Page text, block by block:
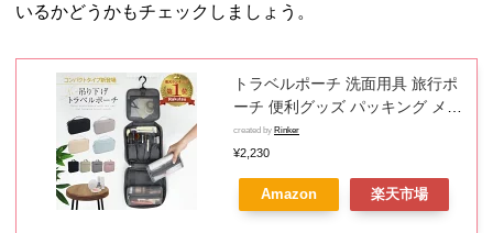
いるかどうかもチェックしましょう。
トラベルポーチ 洗面用具 旅行ポ
ーチ 便利グッズ パッキング メッ
シュ 化粧ポーチ スキンケア 吊り
下げ メイクポーチ かわいい 旅行
大容量 フック付き ポーチ 整理
出張 ガジェット 洗面 おしゃれ
created by Rinker
¥2,230
Amazon 楽天市場